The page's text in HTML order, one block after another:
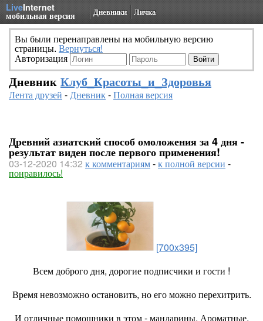
LiveInternet
мобильная версия Дневники Личка
Вы были перенаправлены на мобильную версию
страницы. Вернуться!
Авторизация
Дневник Клуб_Красоты_и_Здоровья
Лента друзей -Дневник-Полная версия
Древний азиатский способ омоложения за 4 дня -
результат виден после первого применения!
03-12-2020 14:32 к комментариям-к полной версии -
понравилось!
[700x395]
Всем доброго дня, дорогие подписчики и гости !
Время невозможно остановить, но его можно перехитрить.
И отличные помощники в этом - мандарины. Ароматные,